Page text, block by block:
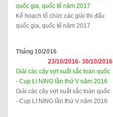
quốc gia, quốc tế năm 2017
Kế hoạch tổ chức các giải thi đấu
quốc gia, quốc tế năm 2017
Tháng 10/2016
23/10/2016- 30/10/2016
Giải các cây vợt xuất sắc toàn quốc
- Cup LI NING lần thứ V năm 2016
Giải các cây vợt xuất sắc toàn quốc
- Cup LI NING lần thứ V năm 2016